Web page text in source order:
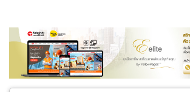
Wholesale Retail Manufacturer
Exporter/Importer
Service Business